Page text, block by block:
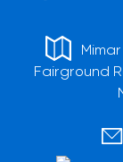
Fairground